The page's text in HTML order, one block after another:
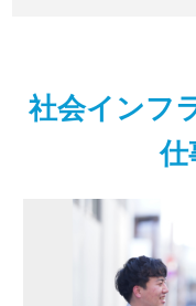
社会インフ
仕